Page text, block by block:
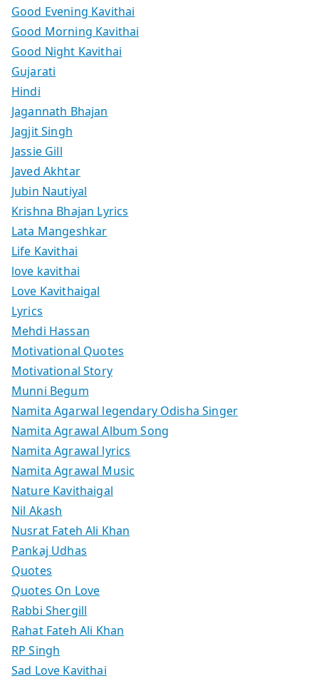
Good Evening Kavithai
Good Morning Kavithai
Good Night Kavithai
Gujarati
Hindi
Jagannath Bhajan
Jagjit Singh
Jassie Gill
Javed Akhtar
Jubin Nautiyal
Krishna Bhajan Lyrics
Lata Mangeshkar
Life Kavithai
love kavithai
Love Kavithaigal
Lyrics
Mehdi Hassan
Motivational Quotes
Motivational Story
Munni Begum
Namita Agarwal legendary Odisha Singer
Namita Agrawal Album Song
Namita Agrawal lyrics
Namita Agrawal Music
Nature Kavithaigal
Nil Akash
Nusrat Fateh Ali Khan
Pankaj Udhas
Quotes
Quotes On Love
Rabbi Shergill
Rahat Fateh Ali Khan
RP Singh
Sad Love Kavithai